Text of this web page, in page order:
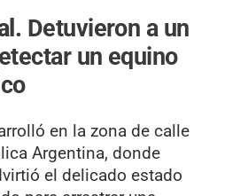
Detuvieron a un
un equino
en la zona de calle
Argentina, donde
el delicado estado